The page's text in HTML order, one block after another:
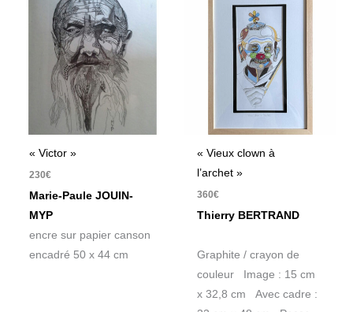
« Victor »
230€
Marie-Paule JOUIN-
MYP
encre sur papier canson
encadré 50 x 44 cm
« Vieux clown à
l’archet »
360€
Thierry BERTRAND
Graphite / crayon de
couleur Image : 15 cm
x 32,8 cm Avec cadre :